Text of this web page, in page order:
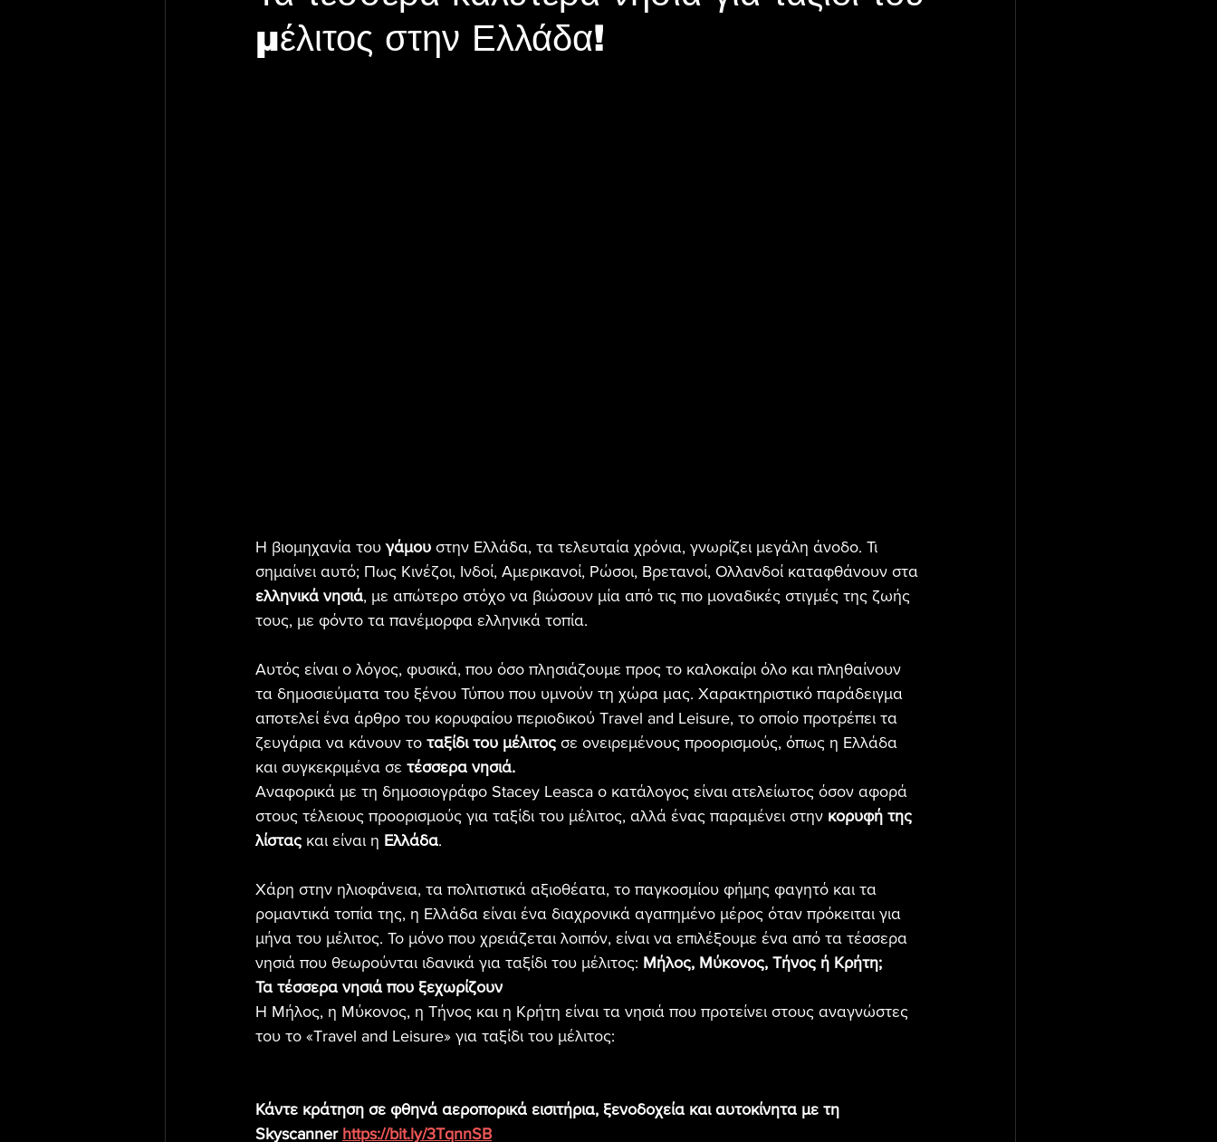
μέλιτος στην Ελλάδα!
H βιομηχανία του γάμου στην Ελλάδα, τα τελευταία χρόνια, γνωρίζει μεγάλη άνοδο. Τι
σημαίνει αυτό; Πως Κινέζοι, Ινδοί, Αμερικανοί, Ρώσοι, Βρετανοί, Ολλανδοί καταφθάνουν στα
ελληνικά νησιά, με απώτερο στόχο να βιώσουν μία από τις πιο μοναδικές στιγμές της ζωής
τους, με φόντο τα πανέμορφα ελληνικά τοπία.
Αυτός είναι ο λόγος, φυσικά, που όσο πλησιάζουμε προς το καλοκαίρι όλο και πληθαίνουν
τα δημοσιεύματα του ξένου Τύπου που υμνούν τη χώρα μας. Χαρακτηριστικό παράδειγμα
αποτελεί ένα άρθρο του κορυφαίου περιοδικού Travel and Leisure, το οποίο προτρέπει τα
ζευγάρια να κάνουν το ταξίδι του μέλιτος σε ονειρεμένους προορισμούς, όπως η Ελλάδα
και συγκεκριμένα σε τέσσερα νησιά.
Αναφορικά με τη δημοσιογράφο Stacey Leasca ο κατάλογος είναι ατελείωτος όσον αφορά
στους τέλειους προορισμούς για ταξίδι του μέλιτος, αλλά ένας παραμένει στην κορυφή της
λίστας και είναι η Ελλάδα.
Χάρη στην ηλιοφάνεια, τα πολιτιστικά αξιοθέατα, το παγκοσμίου φήμης φαγητό και τα
ρομαντικά τοπία της, η Ελλάδα είναι ένα διαχρονικά αγαπημένο μέρος όταν πρόκειται για
μήνα του μέλιτος. Το μόνο που χρειάζεται λοιπόν, είναι να επιλέξουμε ένα από τα τέσσερα
νησιά που θεωρούνται ιδανικά για ταξίδι του μέλιτος: Μήλος, Μύκονος, Τήνος ή Κρήτη;
Τα τέσσερα νησιά που ξεχωρίζουν
Η Μήλος, η Μύκονος, η Τήνος και η Κρήτη είναι τα νησιά που προτείνει στους αναγνώστες
του το «Travel and Leisure» για ταξίδι του μέλιτος:
Κάντε κράτηση σε φθηνά αεροπορικά εισιτήρια, ξενοδοχεία και αυτοκίνητα με τη
Skyscanner https://bit.ly/3TqnnSB